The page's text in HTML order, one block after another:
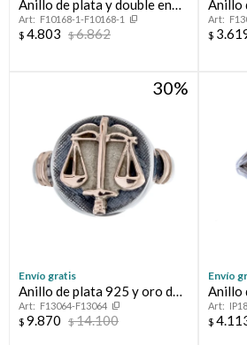
Anillo de plata y double en
oro 18 ltes.LINEA KIDS;
VARÓN.
F10168-1-F10168-1
$ 4.803 $6.862
Anillo
$
30
Envío gratis
Anillo de plata 925 y oro de
10 ktes ABOGACÍA
F13064-F13064
$ 9.870 $14.100
Envío
Anillo
$